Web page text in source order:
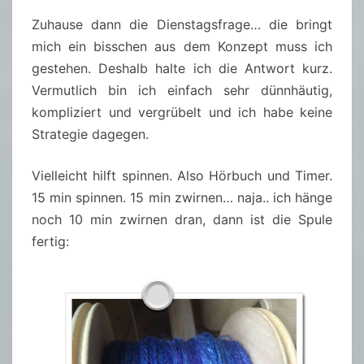
Zuhause dann die Dienstagsfrage… die bringt
mich ein bisschen aus dem Konzept muss ich
gestehen. Deshalb halte ich die Antwort kurz.
Vermutlich bin ich einfach sehr dünnhäutig,
kompliziert und vergrübelt und ich habe keine
Strategie dagegen.
Vielleicht hilft spinnen. Also Hörbuch und Timer.
15 min spinnen. 15 min zwirnen… naja.. ich hänge
noch 10 min zwirnen dran, dann ist die Spule
fertig: